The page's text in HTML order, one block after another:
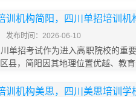
训机构简阳，四川单招培训机
发布时间：2026-06-10
单招考试作为进入高职院校的重
县，简阳因其地理位置优越、教
训机构美思，四川美思培训学